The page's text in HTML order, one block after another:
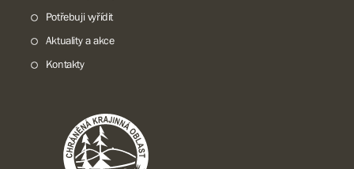
Potřebuji vyřídit
Aktuality a akce
Kontakty